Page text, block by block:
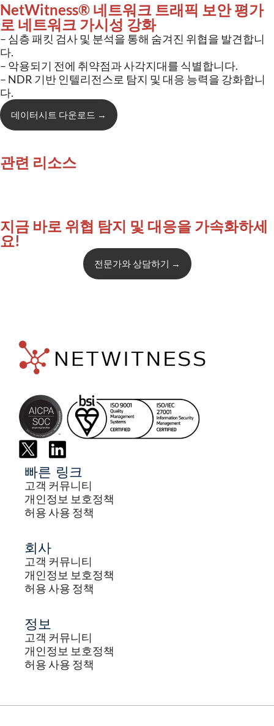
NetWitness® 네트워크 트래픽 보안 평가
로 네트워크 가시성 강화
– 심층패킷 검사 및 분석을 통해 숨겨진 위협을 발견합니
다.
– 악용되기 전에 취약점과사각지대를 식별합니다.
– NDR 기반 인텔리전스로 탐지 및 대응 능력을 강화합니
다.
데이터시트 다운로드 →
관련 리소스
지금 바로 위협 탐지 및 대응을 가속화하세
요!
전문가와 상담하기 →
빠른 링크
고객 커뮤니티
개인정보 보호정책
허용 사용 정책
회사
고객 커뮤니티
개인정보 보호정책
허용 사용 정책
정보
고객 커뮤니티
개인정보 보호정책
허용 사용 정책